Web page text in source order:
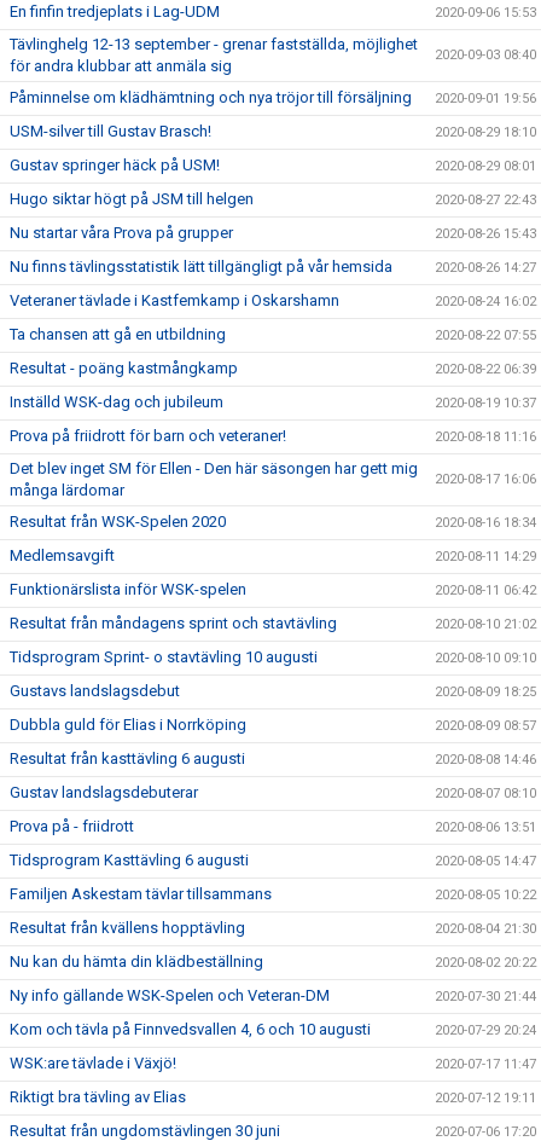
En finfin tredjeplats i Lag-UDM 2020-09-06 15:53
Tävlinghelg 12-13 september - grenar fastställda, möjlighet
för andra klubbar att anmäla sig
2020-09-03 08:40
Påminnelse om klädhämtning och nya tröjor till försäljning 2020-09-01 19:56
USM-silver till Gustav Brasch! 2020-08-29 18:10
Gustav springer häck på USM! 2020-08-29 08:01
Hugo siktar högt på JSM till helgen 2020-08-27 22:43
Nu startar våra Prova på grupper 2020-08-26 15:43
Nu finns tävlingsstatistik lätt tillgängligt på vår hemsida 2020-08-26 14:27
Veteraner tävlade i Kastfemkamp i Oskarshamn 2020-08-24 16:02
Ta chansen att gå en utbildning 2020-08-22 07:55
Resultat - poäng kastmångkamp 2020-08-22 06:39
Inställd WSK-dag och jubileum 2020-08-19 10:37
Prova på friidrott för barn och veteraner! 2020-08-18 11:16
Det blev inget SM för Ellen - Den här säsongen har gett mig
många lärdomar
2020-08-17 16:06
Resultat från WSK-Spelen 2020 2020-08-16 18:34
Medlemsavgift 2020-08-11 14:29
Funktionärslista inför WSK-spelen 2020-08-11 06:42
Resultat från måndagens sprint och stavtävling 2020-08-10 21:02
Tidsprogram Sprint- o stavtävling 10 augusti 2020-08-10 09:10
Gustavs landslagsdebut 2020-08-09 18:25
Dubbla guld för Elias i Norrköping 2020-08-09 08:57
Resultat från kasttävling 6 augusti 2020-08-08 14:46
Gustav landslagsdebuterar 2020-08-07 08:10
Prova på - friidrott 2020-08-06 13:51
Tidsprogram Kasttävling 6 augusti 2020-08-05 14:47
Familjen Askestam tävlar tillsammans 2020-08-05 10:22
Resultat från kvällens hopptävling 2020-08-04 21:30
Nu kan du hämta din klädbeställning 2020-08-02 20:22
Ny info gällande WSK-Spelen och Veteran-DM 2020-07-30 21:44
Kom och tävla på Finnvedsvallen 4, 6 och 10 augusti 2020-07-29 20:24
WSK:are tävlade i Växjö! 2020-07-17 11:47
Riktigt bra tävling av Elias 2020-07-12 19:11
Resultat från ungdomstävlingen 30 juni 2020-07-06 17:20